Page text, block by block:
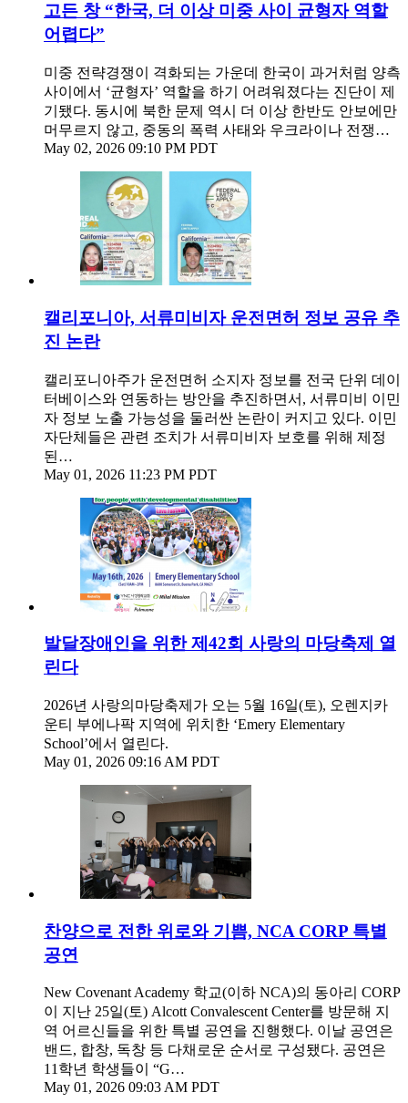
고든 창 “한국, 더 이상 미중 사이 균형자 역할
어렵다”
미중 전략경쟁이 격화되는 가운데 한국이 과거처럼 양측
사이에서 ‘균형자’ 역할을 하기 어려워졌다는 진단이 제
기됐다. 동시에 북한 문제 역시 더 이상 한반도 안보에만
머무르지 않고, 중동의 폭력 사태와 우크라이나 전쟁…
May 02, 2026 09:10 PM PDT
캘리포니아, 서류미비자 운전면허 정보 공유 추
진 논란
캘리포니아주가 운전면허 소지자 정보를 전국 단위 데이
터베이스와 연동하는 방안을 추진하면서, 서류미비 이민
자 정보 노출 가능성을 둘러싼 논란이 커지고 있다. 이민
자단체들은 관련 조치가 서류미비자 보호를 위해 제정
된…
May 01, 2026 11:23 PM PDT
발달장애인을 위한 제42회 사랑의 마당축제 열
린다
2026년 사랑의마당축제가 오는 5월 16일(토), 오렌지카
운티 부에나팍 지역에 위치한 ‘Emery Elementary
School’에서 열린다.
May 01, 2026 09:16 AM PDT
찬양으로 전한 위로와 기쁨, NCA CORP 특별
공연
New Covenant Academy 학교(이하 NCA)의 동아리 CORP
이 지난 25일(토) Alcott Convalescent Center를 방문해 지
역 어르신들을 위한 특별 공연을 진행했다. 이날 공연은
밴드, 합창, 독창 등 다채로운 순서로 구성됐다. 공연은
11학년 학생들이 “G…
May 01, 2026 09:03 AM PDT